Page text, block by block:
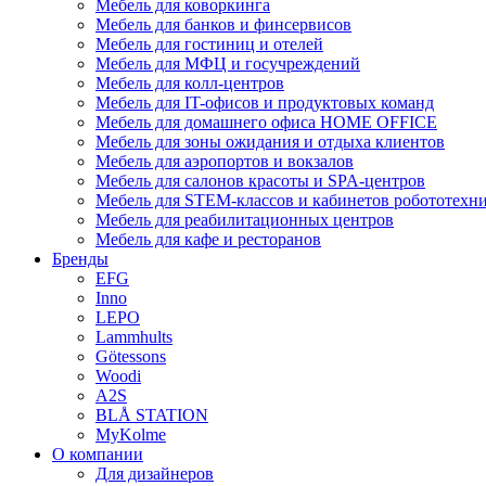
Мебель для коворкинга
Мебель для банков и финсервисов
Мебель для гостиниц и отелей
Мебель для МФЦ и госучреждений
Мебель для колл-центров
Мебель для IT-офисов и продуктовых команд
Мебель для домашнего офиса HOME OFFICE
Мебель для зоны ожидания и отдыха клиентов
Мебель для аэропортов и вокзалов
Мебель для салонов красоты и SPA-центров
Мебель для STEM-классов и кабинетов
Мебель для реабилитационных центров
Мебель для кафе и ресторанов
Бренды
EFG
Inno
LEPO
Lammhults
Götessons
Woodi
A2S
BLÅ STATION
MyKolme
О компании
Для дизайнеров